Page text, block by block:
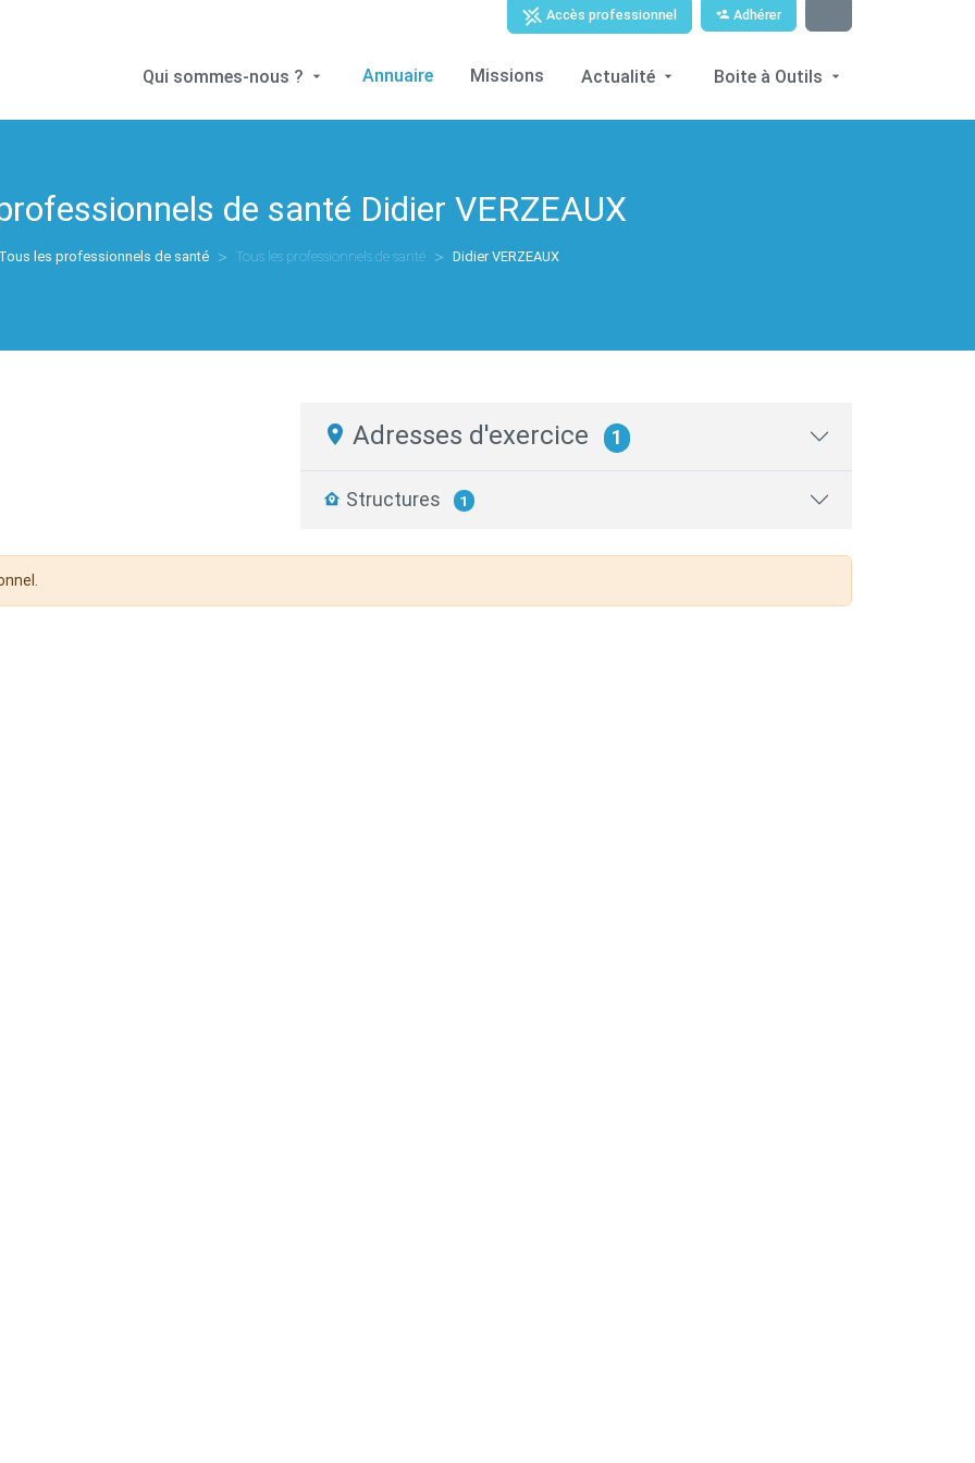
Accès professionnel Adhérer
Qui sommes-nous ? Annuaire Missions Actualité Boite à Outils
de santé Didier VERZEAUX
Tous les professionnels de santé Tous les professionnels de santé Didier VERZEAUX
Adresses d'exercice 1
Structures 1